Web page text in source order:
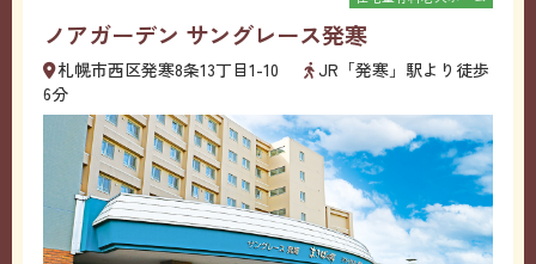
ノアガーデン サングレース発寒
札幌市西区発寒8条13丁目1-10
JR「発寒」駅より徒歩
6分